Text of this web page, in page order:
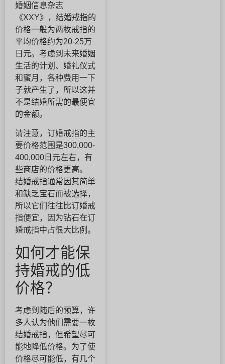
婚姻信息杂志
《XXY》，结婚戒指的
价格一般为两枚戒指的
平均价格约为20-25万
日元。考虑到未来婚姻
生活的计划、婚礼仪式
和蜜月，各种费用一下
子就产生了，所以这并
不是结婚所需的最便宜
的金额。
请注意，订婚戒指的主
要价格范围是300,000-
400,000日元左右，有
些商店的价格更高。
结婚戒指通常因其简单
和缺乏宝石而被选择，
所以它们往往比订婚戒
指便宜，因为钻石在订
婚戒指中占很大比例。
如何才能保
持婚戒的低
价格？
考虑到随后的预算，许
多人认为他们需要一枚
结婚戒指，但希望尽可
能地降低价格。为了使
价格尽可能低，有几个